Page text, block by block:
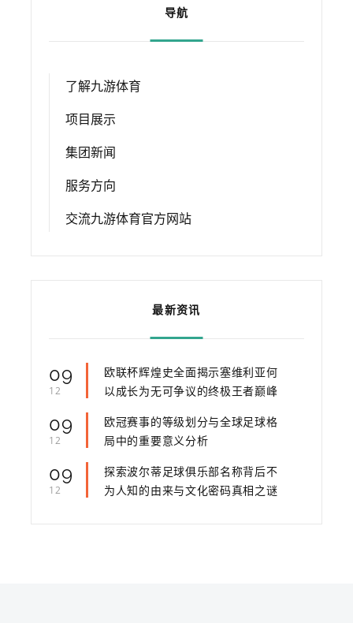
导航
了解九游体育
项目展示
集团新闻
服务方向
交流九游体育官方网站
最新资讯
09
12
欧联杯辉煌史全面揭示塞维利亚何
以成长为无可争议的终极王者巅峰
09
12
欧冠赛事的等级划分与全球足球格
局中的重要意义分析
09
12
探索波尔蒂足球俱乐部名称背后不
为人知的由来与文化密码真相之谜